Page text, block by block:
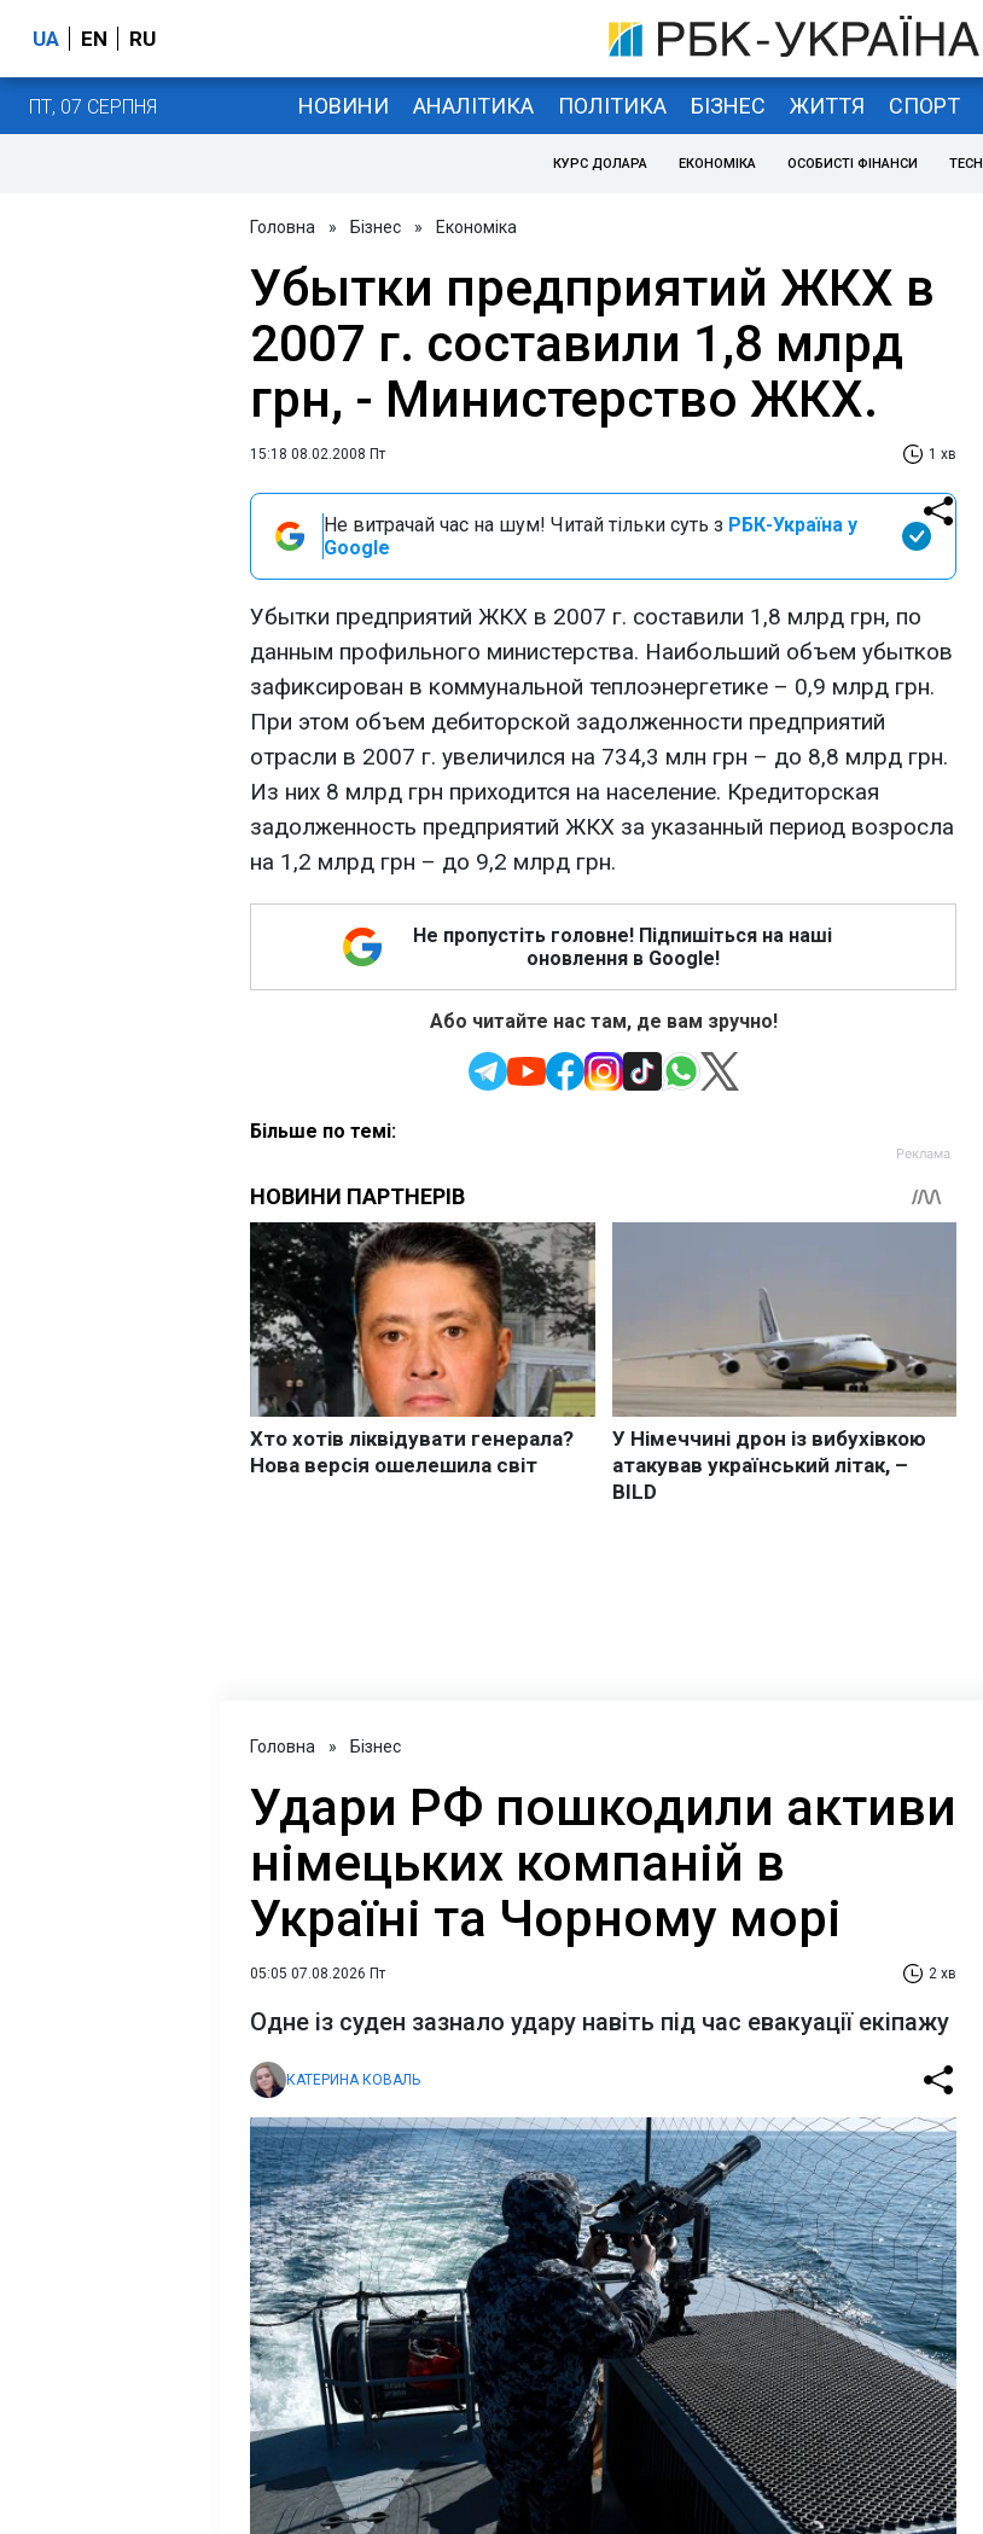
UA EN RU
ПТ, 07 СЕРПНЯ НОВИНИ АНАЛІТИКА ПОЛІТИКА БІЗНЕС ЖИТТЯ СПОРТ
КУРС ДОЛАРА ЕКОНОМІКА ОСОБИСТІ ФІНАНСИ TECH
Головна » Бізнес » Економіка
Убытки предприятий ЖКХ в
2007 г. составили 1,8 млрд
грн, - Министерство ЖКХ.
15:18 08.02.2008 Пт 1 хв
Не витрачай час на шум! Читай тільки суть з РБК-Україна у
Google
Убытки предприятий ЖКХ в 2007 г. составили 1,8 млрд грн, по
данным профильного министерства. Наибольший объем убытков
зафиксирован в коммунальной теплоэнергетике – 0,9 млрд грн.
При этом объем дебиторской задолженности предприятий
отрасли в 2007 г. увеличился на 734,3 млн грн – до 8,8 млрд грн.
Из них 8 млрд грн приходится на население. Кредиторская
задолженность предприятий ЖКХ за указанный период возросла
на 1,2 млрд грн – до 9,2 млрд грн.
Не пропустіть головне! Підпишіться на наші
оновлення в Google!
Або читайте нас там, де вам зручно!
Більше по темі:
Головна » Бізнес
Удари РФ пошкодили активи
німецьких компаній в
Україні та Чорному морі
05:05 07.08.2026 Пт 2 хв
Одне із суден зазнало удару навіть під час евакуації екіпажу
КАТЕРИНА КОВАЛЬ